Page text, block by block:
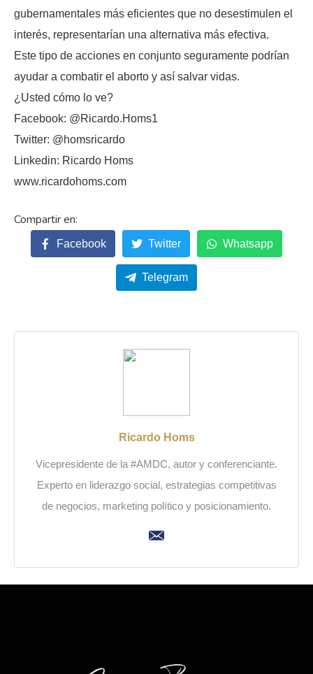
gubernamentales más eficientes que no desestimulen el
interés, representarían una alternativa más efectiva.
Este tipo de acciones en conjunto seguramente podrían
ayudar a combatir el aborto y así salvar vidas.
¿Usted cómo lo ve?
Facebook: @Ricardo.Homs1
Twitter: @homsricardo
Linkedin: Ricardo Homs
www.ricardohoms.com
Facebook Twitter Whatsapp
Telegram
Ricardo Homs
Vicepresidente de la #AMDC, autor y conferenciante.
Experto en liderazgo social, estrategias competitivas
de negocios, marketing político y posicionamiento.